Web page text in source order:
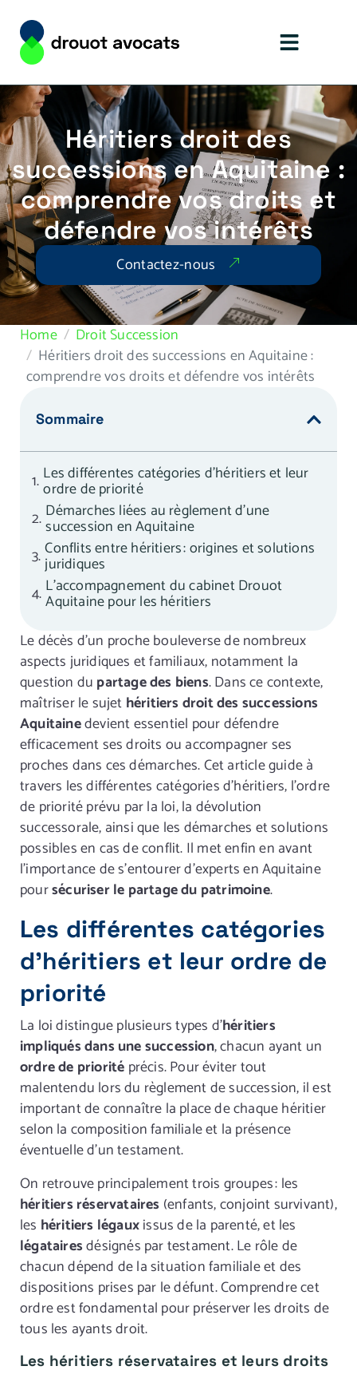
Héritiers droit des
successions en Aquitaine :
comprendre vos droits et
défendre vos intérêts
Contactez-nous
Home
Droit Succession
Héritiers droit des successions en Aquitaine :
comprendre vos droits et défendre vos intérêts
Sommaire
Les différentes catégories d’héritiers et leur
ordre de priorité
Démarches liées au règlement d’une
succession en Aquitaine
Conflits entre héritiers : origines et solutions
juridiques
L’accompagnement du cabinet Drouot
Aquitaine pour les héritiers
Le décès d’un proche bouleverse de nombreux
aspects juridiques et familiaux, notamment la
question du partage des biens. Dans ce contexte,
maîtriser le sujet héritiers droit des successions
Aquitainedevient essentiel pour défendre
efficacement ses droits ou accompagner ses
proches dans ces démarches. Cet article guide à
travers les différentes catégories d’héritiers, l’ordre
de priorité prévu par la loi, la dévolution
successorale, ainsi que les démarches et solutions
possibles en cas de conflit. Il met enfin en avant
l’importance de s’entourer d’experts en Aquitaine
poursécuriser le partage du patrimoine.
Les différentes catégories
d’héritiers et leur ordre de
priorité
La loi distingue plusieurs types d’héritiers
impliqués dans une succession, chacun ayant un
ordre de priorité précis. Pour éviter tout
malentendu lors du règlement de succession, il est
important de connaître la place de chaque héritier
selon la composition familiale et la présence
éventuelle d’un testament.
On retrouve principalement trois groupes : les
héritiers réservataires (enfants, conjoint survivant),
les héritiers légauxissus de la parenté, et les
légatairesdésignés par testament. Le rôle de
chacun dépend de la situation familiale et des
dispositions prises par le défunt. Comprendre cet
ordre est fondamental pour préserver les droits de
tous les ayants droit.
Les héritiers réservataires et leurs droits